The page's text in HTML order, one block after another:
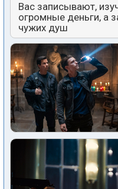
Вас записывают,
огромные деньги, а
чужих душ